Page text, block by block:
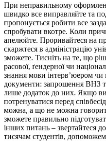
При неправильному
швидко все виправляйте та
пропонується робити все
спробувати вкотре. Коли
апелюйте. Проривайтеся на
скаржтеся в адміністрацію
зможете. Тисніть на те, що
расової, ґендерної чи
знання мови інтерв’юером чи
документи: запрошення ВНЗ
лише додаток до них. Якщо ви
потренуватися перед
можна, а що не можна
зможете правильно
інших питань – звертайтеся
тисячам студентів,